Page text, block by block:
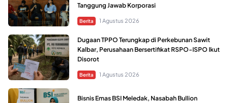
Tanggung Jawab Korporasi
Berita 1 Agustus 2026
Dugaan TPPO Terungkap di Perkebunan Sawit
Kalbar, Perusahaan Bersertifikat RSPO-ISPO Ikut
Disorot
Berita 1 Agustus 2026
Bisnis Emas BSI Meledak, Nasabah Bullion